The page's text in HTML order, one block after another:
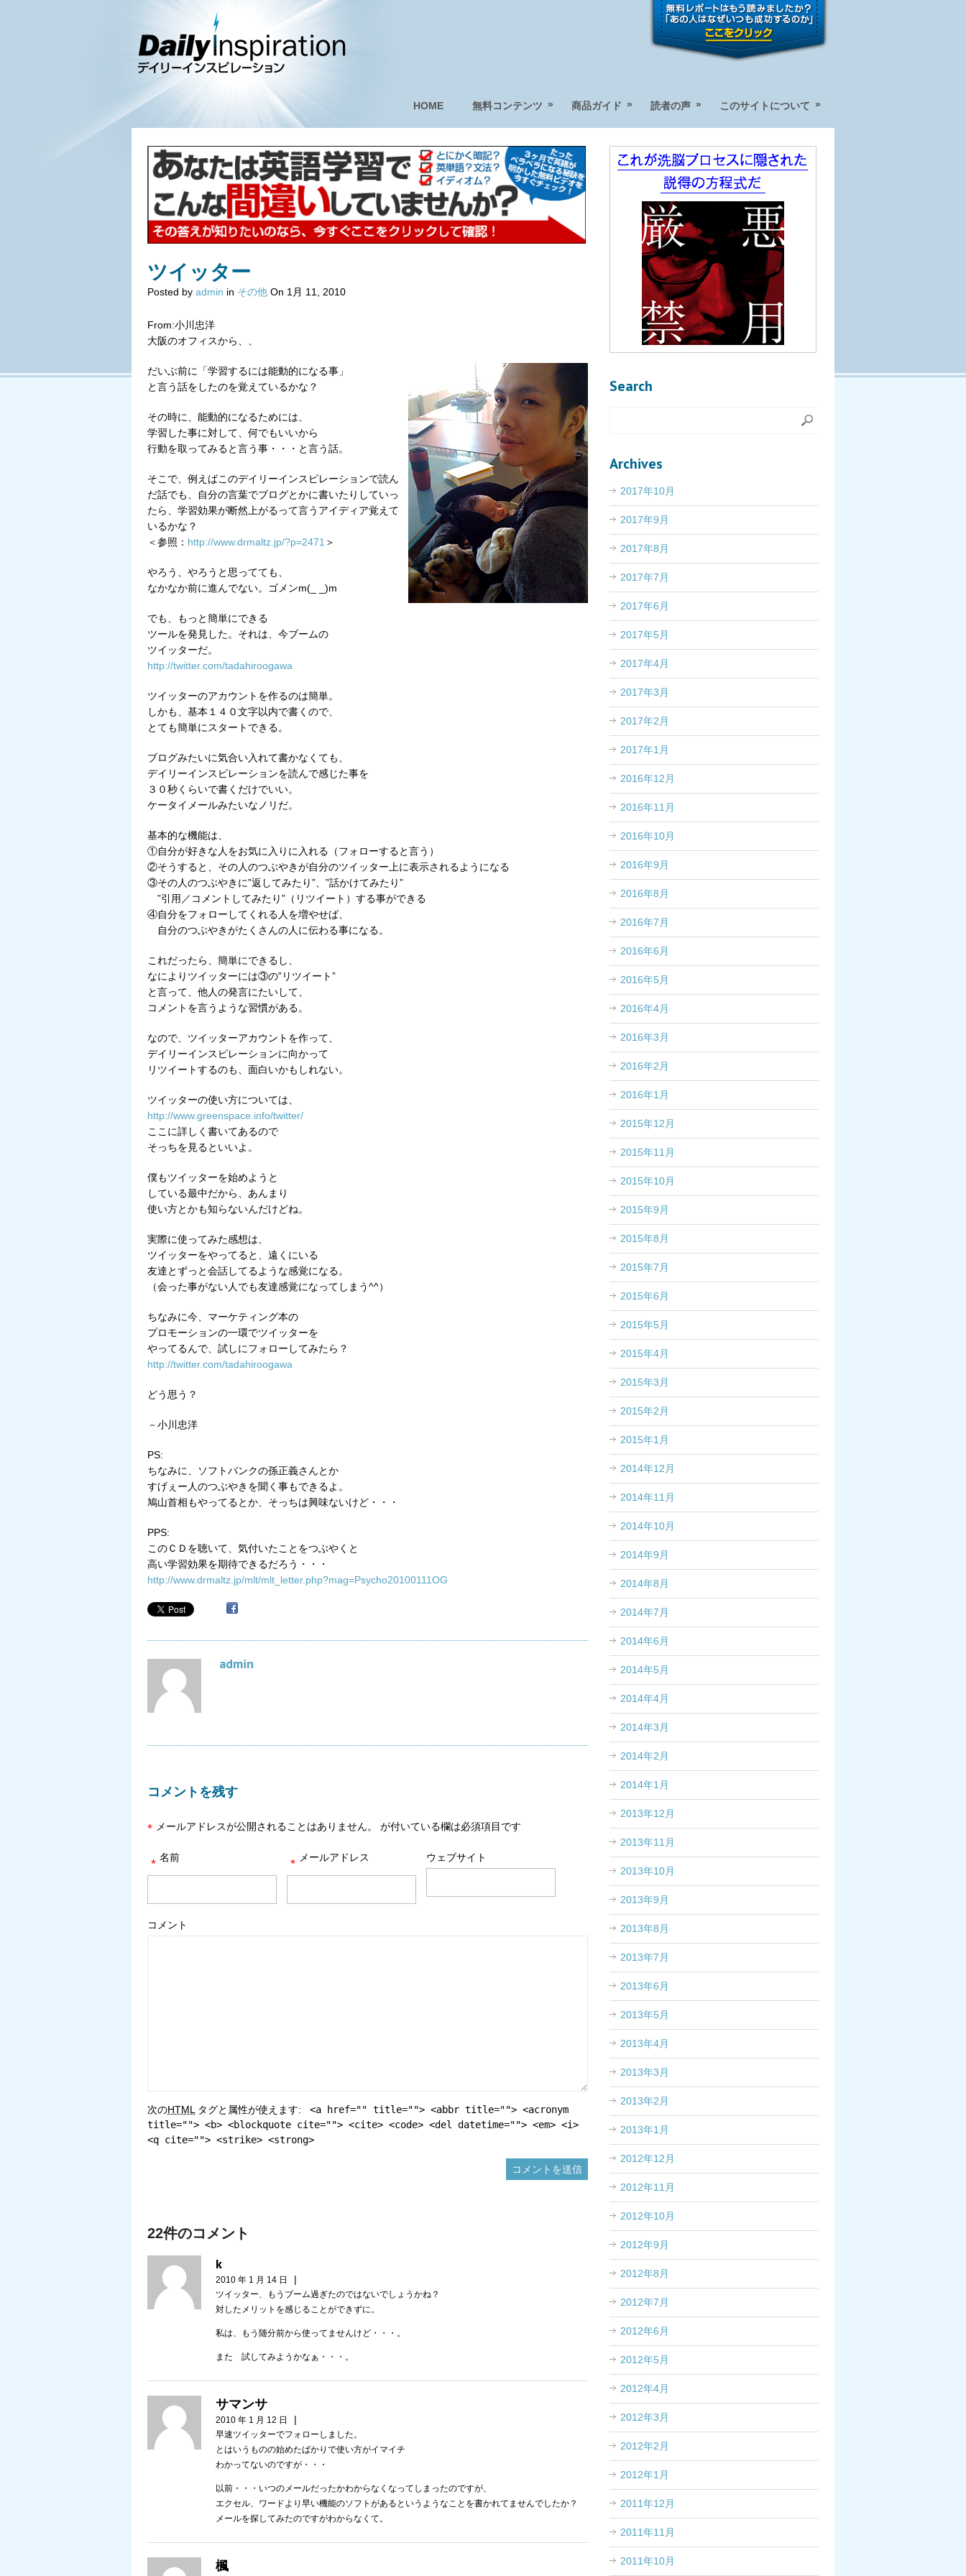
HOME 無料コンテンツ » 商品ガイド » 読者の声 » このサイトについて »
ツイッター
Posted by admin in その他 On 1月 11, 2010
From:小川忠洋
大阪のオフィスから、、
だいぶ前に「学習するには能動的になる事」
と言う話をしたのを覚えているかな？
その時に、能動的になるためには、
学習した事に対して、何でもいいから
行動を取ってみると言う事・・・と言う話。
そこで、例えばこのデイリーインスピレーションで読ん
だ話でも、自分の言葉でブログとかに書いたりしていっ
たら、学習効果が断然上がるって言うアイディア覚えて
いるかな？
＜参照： http://www.drmaltz.jp/?p=2471 ＞
やろう、やろうと思ってても、
なかなか前に進んでない。ゴメンm(_ _)m
でも、もっと簡単にできる
ツールを発見した。それは、今ブームの
ツイッターだ。
http://twitter.com/tadahiroogawa
ツイッターのアカウントを作るのは簡単。
しかも、基本１４０文字以内で書くので、
とても簡単にスタートできる。
ブログみたいに気合い入れて書かなくても、
デイリーインスピレーションを読んで感じた事を
３０秒くらいで書くだけでいい。
ケータイメールみたいなノリだ。
基本的な機能は、
①自分が好きな人をお気に入りに入れる（フォローすると言う）
②そうすると、その人のつぶやきが自分のツイッター上に表示されるようになる
③その人のつぶやきに”返してみたり”、”話かけてみたり”
”引用／コメントしてみたり”（リツイート）する事ができる
④自分をフォローしてくれる人を増やせば、
自分のつぶやきがたくさんの人に伝わる事になる。
これだったら、簡単にできるし、
なによりツイッターには③の”リツイート”
と言って、他人の発言にたいして、
コメントを言うような習慣がある。
なので、ツイッターアカウントを作って、
デイリーインスピレーションに向かって
リツイートするのも、面白いかもしれない。
ツイッターの使い方については、
http://www.greenspace.info/twitter/
ここに詳しく書いてあるので
そっちを見るといいよ。
僕もツイッターを始めようと
している最中だから、あんまり
使い方とかも知らないんだけどね。
実際に使ってみた感想は、
ツイッターをやってると、遠くにいる
友達とずっと会話してるような感覚になる。
（会った事がない人でも友達感覚になってしまう^^）
ちなみに今、マーケティング本の
プロモーションの一環でツイッターを
やってるんで、試しにフォローしてみたら？
http://twitter.com/tadahiroogawa
どう思う？
－小川忠洋
PS:
ちなみに、ソフトバンクの孫正義さんとか
すげぇー人のつぶやきを聞く事もできるよ。
鳩山首相もやってるとか、そっちは興味ないけど・・・
PPS:
このＣＤを聴いて、気付いたことをつぶやくと
高い学習効果を期待できるだろう・・・
http://www.drmaltz.jp/mlt/mlt_letter.php?mag=Psycho20100111OG
admin
コメントを残す
メールアドレスが公開されることはありません。
* が付いている欄は必須項目です
名前
* メールアドレス
* ウェブサイト
コメント
次のHTML タグと属性が使えます:
<a href="" title=""> <abbr title=""> <acronym
title=""> <b> <blockquote cite=""> <cite> <code> <del datetime=""> <em> <i>
<q cite=""> <strike> <strong>
22件のコメント
k
2010 年 1 月 14 日 |
ツイッター、もうブーム過ぎたのではないでしょうかね？
対したメリットを感じることができずに。
私は、もう随分前から使ってませんけど・・・。
また 試してみようかなぁ・・・。
サマンサ
2010 年 1 月 12 日 |
早速ツイッターでフォローしました。
とはいうものの始めたばかりで使い方がイマイチ
わかってないのですが・・・
以前・・・いつのメールだったかわからなくなってしまったのですが、
エクセル、ワードより早い機能のソフトがあるというようなことを書かれてませんでしたか？
メールを探してみたのですがわからなくて。
楓
Search
Archives
2017年10月
2017年9月
2017年8月
2017年7月
2017年6月
2017年5月
2017年4月
2017年3月
2017年2月
2017年1月
2016年12月
2016年11月
2016年10月
2016年9月
2016年8月
2016年7月
2016年6月
2016年5月
2016年4月
2016年3月
2016年2月
2016年1月
2015年12月
2015年11月
2015年10月
2015年9月
2015年8月
2015年7月
2015年6月
2015年5月
2015年4月
2015年3月
2015年2月
2015年1月
2014年12月
2014年11月
2014年10月
2014年9月
2014年8月
2014年7月
2014年6月
2014年5月
2014年4月
2014年3月
2014年2月
2014年1月
2013年12月
2013年11月
2013年10月
2013年9月
2013年8月
2013年7月
2013年6月
2013年5月
2013年4月
2013年3月
2013年2月
2013年1月
2012年12月
2012年11月
2012年10月
2012年9月
2012年8月
2012年7月
2012年6月
2012年5月
2012年4月
2012年3月
2012年2月
2012年1月
2011年12月
2011年11月
2011年10月